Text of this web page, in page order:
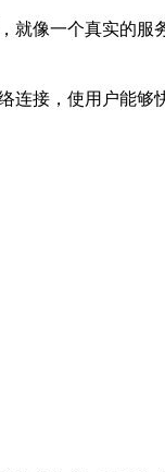
就像一个真实的服
接，使用户能够